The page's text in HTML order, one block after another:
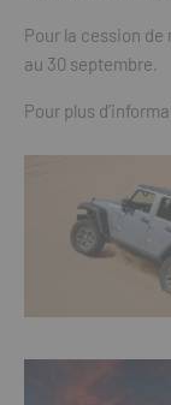
Pour la cession
au 30 septembre.
Pour plus